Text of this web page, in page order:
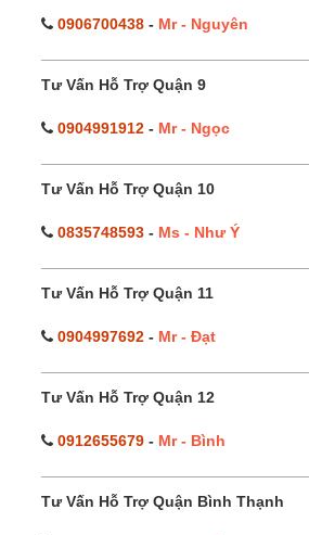
0906700438 - Mr - Nguyên
Tư Vấn Hỗ Trợ Quận 9
0904991912 - Mr - Ngọc
Tư Vấn Hỗ Trợ Quận 10
0835748593 - Ms - Như Ý
Tư Vấn Hỗ Trợ Quận 11
0904997692 - Mr - Đạt
Tư Vấn Hỗ Trợ Quận 12
0912655679 - Mr - Bình
Tư Vấn Hỗ Trợ Quận Bình Thạnh